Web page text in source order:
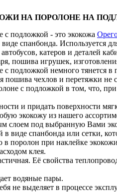
НА ПОРОЛОНЕ НА
с подложкой - это экокожа
спанбонда. Используется
катеров и деталей
пошива игрушек,
с подложкой немного тянется
пошива чехлов и перетяжки не
с подложкой в том, что,
и придать поверхности
экокожу из нашего
слоем под выбранную Вами
виде спанбонда или сетки,
в поролон при наклейке
клея.
Её свойства
водяные пары.
не выделяет в процессе